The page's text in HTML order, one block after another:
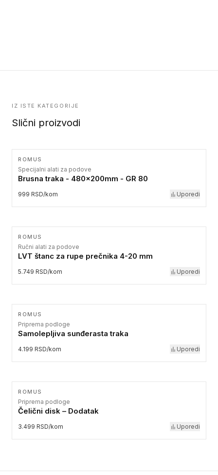
IZ ISTE KATEGORIJE
Slični proizvodi
ROMUS
Specijalni alati za podove
Brusna traka - 480x200mm - GR 80
999 RSD/kom Uporedi
ROMUS
Ručni alati za podove
LVT štanc za rupe prečnika 4-20 mm
5.749 RSD/kom Uporedi
ROMUS
Priprema podloge
Samolepljiva sunđerasta traka
4.199 RSD/kom Uporedi
ROMUS
Priprema podloge
Čelični disk – Dodatak
3.499 RSD/kom Uporedi